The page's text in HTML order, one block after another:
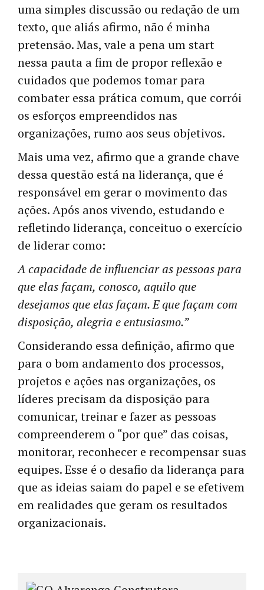
uma simples discussão ou redação de um
texto, que aliás afirmo, não é minha
pretensão. Mas, vale a pena um start
nessa pauta a fim de propor reflexão e
cuidados que podemos tomar para
combater essa prática comum, que corrói
os esforços empreendidos nas
organizações, rumo aos seus objetivos.
Mais uma vez, afirmo que a grande chave
dessa questão está na liderança, que é
responsável em gerar o movimento das
ações. Após anos vivendo, estudando e
refletindo liderança, conceituo o exercício
de liderar como:
A capacidade de influenciar as pessoas para
que elas façam, conosco, aquilo que
desejamos que elas façam. E que façam com
disposição, alegria e entusiasmo.”
Considerando essa definição, afirmo que
para o bom andamento dos processos,
projetos e ações nas organizações, os
líderes precisam da disposição para
comunicar, treinar e fazer as pessoas
compreenderem o “por que” das coisas,
monitorar, reconhecer e recompensar suas
equipes. Esse é o desafio da liderança para
que as ideias saiam do papel e se efetivem
em realidades que geram os resultados
organizacionais.